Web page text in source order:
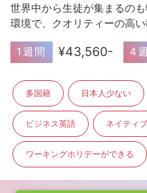
世界中から生徒が集まるの
環境で、クオリティーの高い
1週間 ¥43,560- 4
多国籍 日本人少ない
ビジネス英語 ネイティ
ワーキングホリデーができる